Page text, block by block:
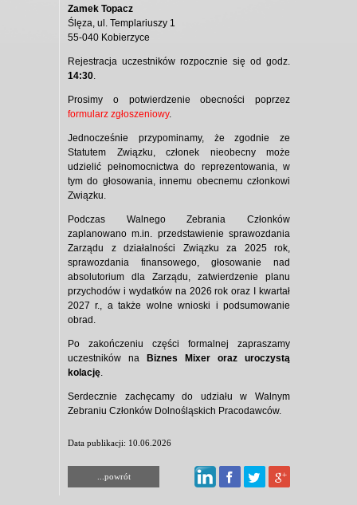
Zamek Topacz
Ślęza, ul. Templariuszy 1
55-040 Kobierzyce
Rejestracja uczestników rozpocznie się od godz.
14:30.
Prosimy o potwierdzenie obecności poprzez
formularz zgłoszeniowy.
Jednocześnie przypominamy, że zgodnie ze
Statutem Związku, członek nieobecny może
udzielić pełnomocnictwa do reprezentowania, w
tym do głosowania, innemu obecnemu członkowi
Związku.
Podczas Walnego Zebrania Członków
zaplanowano m.in. przedstawienie sprawozdania
Zarządu z działalności Związku za 2025 rok,
sprawozdania finansowego, głosowanie nad
absolutorium dla Zarządu, zatwierdzenie planu
przychodów i wydatków na 2026 rok oraz I kwartał
2027 r., a także wolne wnioski i podsumowanie
obrad.
Po zakończeniu części formalnej zapraszamy
uczestników na
Biznes Mixer oraz uroczystą
kolację.
Serdecznie zachęcamy do udziału w Walnym
Zebraniu Członków Dolnośląskich Pracodawców.
Data publikacji: 10.06.2026
...powrót